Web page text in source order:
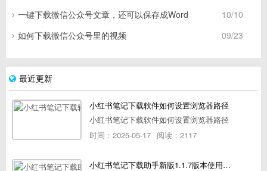
10/10
一键下载微信公众号文章，还可以保存成Word
09/23
如何下载微信公众号里的视频
最近更新
小红书笔记下载软件如何设置浏览器路径
小红书笔记下载软件如何设置浏览器路径
时间：2025-05-17 阅读：2117
小红书笔记下载助手新版1.1.7版本使用教程